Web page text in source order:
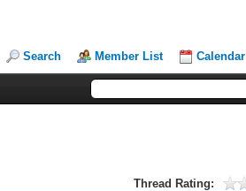
Search Member List Calendar
Thread Rating: